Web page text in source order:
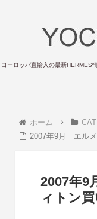
ヨーロッパ直輸入の最新HERMES
ホーム
2007年9月 エルメ
2007年
ィトン